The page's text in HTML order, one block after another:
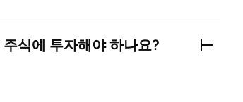
주식에 투자해야 하나요?